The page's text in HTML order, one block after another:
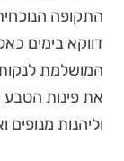
התקופה
דווקא בימים
המושלמת
את פינות
וליהנות מנופים